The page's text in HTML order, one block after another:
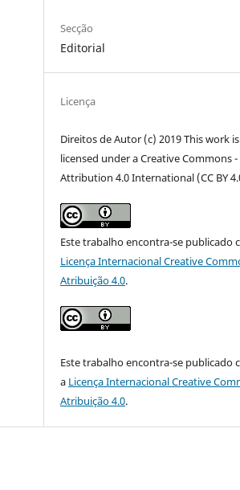
Secção
Editorial
Licença
Direitos de Autor (c) 2019 This work is
licensed under a Creative Commons -
Attribution 4.0 International (CC BY
Este trabalho encontra-se publicado
Licença Internacional Creative
Atribuição 4.0.
Este trabalho encontra-se publicado
a Licença Internacional Creative
Atribuição 4.0.